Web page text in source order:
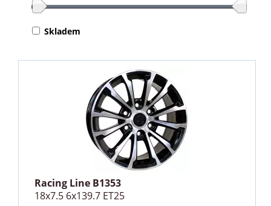
Skladem
Racing Line B1353
18x7.5 6x139.7 ET25